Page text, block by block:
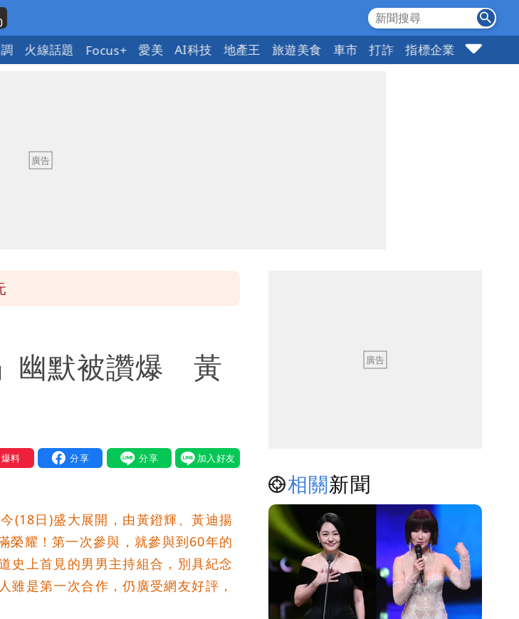
火線話題 Focus+ 愛美 AI科技 地產王 旅遊美食 車市 打詐 指標企業 壹蘋頭家
統治
臉→存證信逼遷 Summer火大（壹蘋
幽默被讚爆 黃
料
(18日)盛大展開，由黃鐙輝、黃迪揚
榮耀！第一次參與，就參與到60年的
史上首見的男男主持組合，別具紀念
雖是第一次合作，仍廣受網友好評，
相關新聞